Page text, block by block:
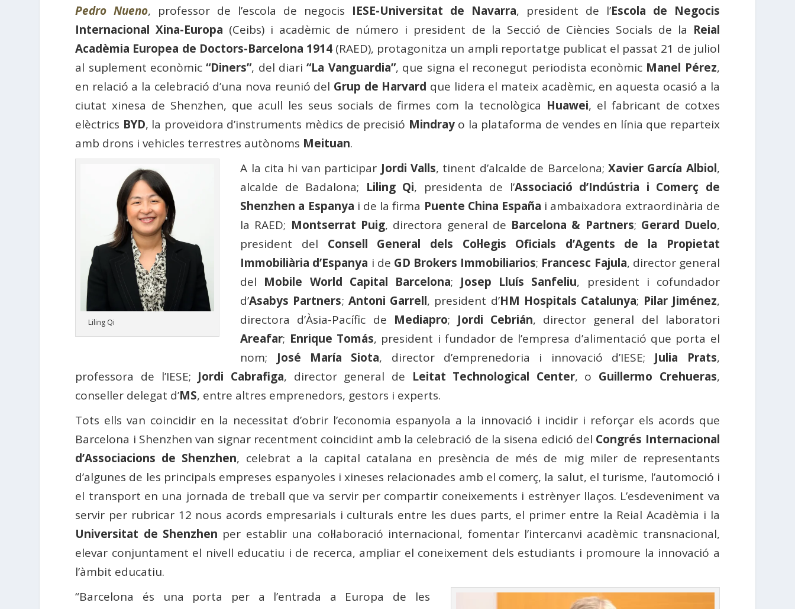
Pedro Nueno, professor de l’escola de negocis IESE-Universitat de Navarra, president de l’Escola de Negocis
Internacional Xina-Europa (Ceibs) i acadèmic de número i president de la Secció de Ciències Socials de la Reial
Acadèmia Europea de Doctors-Barcelona 1914(RAED), protagonitza un ampli reportatge publicat el passat 21 de juliol
al suplement econòmic“Diners”, del diari“La Vanguardia”, que signa el reconegut periodista econòmic Manel Pérez,
en relació a la celebració d’una nova reunió del Grup de Harvard que lidera el mateix acadèmic, en aquesta ocasió a la
ciutat xinesa de Shenzhen, que acull les seus socials de firmes com la tecnològica Huawei, el fabricant de cotxes
elèctrics BYD, la proveïdora d’instruments mèdics de precisió Mindrayo la plataforma de vendes en línia que reparteix
amb drons i vehicles terrestres autònoms Meituan.
Liling Qi
A la cita hi van participar Jordi Valls, tinent d’alcalde de Barcelona; Xavier García Albiol,
alcalde de Badalona; Liling Qi, presidenta de l’Associació d’Indústria i Comerç de
Shenzhen a Espanya i de la firma Puente China España i ambaixadora extraordinària de
la RAED; Montserrat Puig, directora general de Barcelona & Partners; Gerard Duelo,
president del Consell General dels Col·legis Oficials d’Agents de la Propietat
Immobiliària d’Espanya i de GD Brokers Immobiliarios; Francesc Fajula, director general
del Mobile World Capital Barcelona; Josep Lluís Sanfeliu, president i cofundador
d’Asabys Partners; Antoni Garrell, president d’HM Hospitals Catalunya; Pilar Jiménez,
directora d’Àsia-Pacífic de Mediapro; Jordi Cebrián, director general del laboratori
Areafar; Enrique Tomás, president i fundador de l’empresa d’alimentació que porta el
nom; José María Siota, director d’emprenedoria i innovació d’IESE; Julia Prats,
professora de l’IESE; Jordi Cabrafiga, director general de Leitat Technological Center, o Guillermo Crehueras,
conseller delegat d’MS, entre altres emprenedors, gestors i experts.
Tots ells van coincidir en la necessitat d’obrir l’economia espanyola a la innovació i incidir i reforçar els acords que
Barcelona i Shenzhen van signar recentment coincidint amb la celebració de la sisena edició del Congrés Internacional
d’Associacions de Shenzhen, celebrat a la capital catalana en presència de més de mig miler de representants
d’algunes de les principals empreses espanyoles i xineses relacionades amb el comerç, la salut, el turisme, l’automoció i
el transport en una jornada de treball que va servir per compartir coneixements i estrènyer llaços. L’esdeveniment va
servir per rubricar 12 nous acords empresarials i culturals entre les dues parts, el primer entre la Reial Acadèmia i la
Universitat de Shenzhen per establir una col·laboració internacional, fomentar l’intercanvi acadèmic transnacional,
elevar conjuntament el nivell educatiu i de recerca, ampliar el coneixement dels estudiants i promoure la innovació a
l’àmbit educatiu.
“Barcelona és una porta per a l’entrada a Europa de les